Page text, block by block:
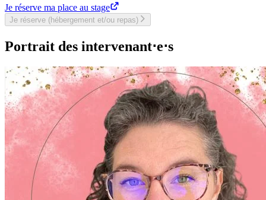
Je réserve ma place au stage
Je réserve (hébergement et/ou repas)
Portrait des intervenant⋅e⋅s